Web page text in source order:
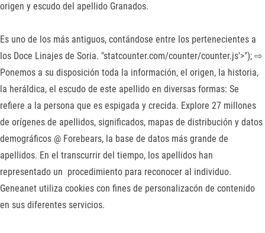
origen y escudo del apellido Granados.
Es uno de los más antiguos, contándose entre los pertenecientes a
los Doce Linajes de Soria. "statcounter.com/counter/counter.js'>"); ⇨
Ponemos a su disposición toda la información, el origen, la historia,
la heráldica, el escudo de este apellido en diversas formas: Se
refiere a la persona que es espigada y crecida. Explore 27 millones
de orígenes de apellidos, significados, mapas de distribución y datos
demográficos @ Forebears, la base de datos más grande de
apellidos. En el transcurrir del tiempo, los apellidos han
representado un procedimiento para reconocer al individuo.
Geneanet utiliza cookies con fines de personalizacón de contenido
en sus diferentes servicios.